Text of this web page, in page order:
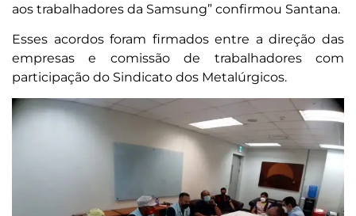
aos trabalhadores da Samsung” confirmou Santana.
Esses acordos foram firmados entre a direção das
empresas e comissão de trabalhadores com
participação do Sindicato dos Metalúrgicos.